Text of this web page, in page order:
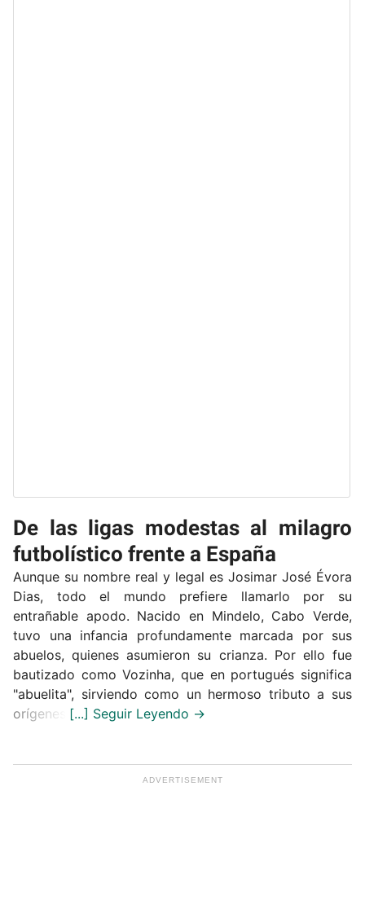
De las ligas modestas al milagro
futbolístico frente a España
Aunque su nombre real y legal es Josimar José Évora
Dias, todo el mundo prefiere llamarlo por su
entrañable apodo. Nacido en Mindelo, Cabo Verde,
tuvo una infancia profundamente marcada por sus
abuelos, quienes asumieron su crianza. Por ello fue
bautizado como Vozinha, que en portugués significa
"abuelita", sirviendo como un hermoso tributo a sus
orígenes.